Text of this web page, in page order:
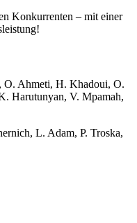
Konkurrenten – mit einer
O. Ahmeti, H. Khadoui, O.
Harutunyan, V. Mpamah,
L. Adam, P. Troska,